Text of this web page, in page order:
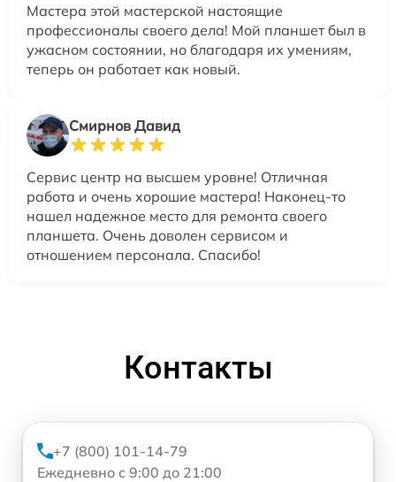
Мастера этой мастерской настоящие
профессионалы своего дела! Мой планшет был в
ужасном состоянии, но благодаря их умениям,
теперь он работает как новый.
Смирнов Давид
Сервис центр на высшем уровне! Отличная
работа и очень хорошие мастера! Наконец-то
нашел надежное место для ремонта своего
планшета. Очень доволен сервисом и
отношением персонала. Спасибо!
Контакты
+7 (800) 101-14-79
Ежедневно с 9:00 до 21:00